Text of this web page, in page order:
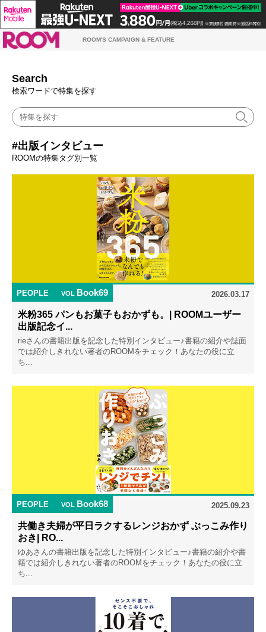
ROOM'S CAMPAIGN & FEATURE
Search
検索ワードで特集を探す
#出版インタビュー
ROOMの特集タグ別一覧
PEOPLE VOL Book69 2026.03.17
米粉365 パンもお菓子もおかずも。| ROOMユーザー
出版記念イ...
rieさんの書籍出版を記念した特別インタビュー♪書籍の紹介や誌面
では紹介しきれない著者のROOMをチェック！あなたの役に立
ち...
PEOPLE VOL Book68 2025.09.23
共働き夫婦が平日ラクするレンジおかず ぶっこみ作り
おき| RO...
ゆあさんの書籍出版を記念した特別インタビュー♪書籍の紹介や書
籍では紹介しきれない著者のROOMをチェック！あなたの役に立
ち...